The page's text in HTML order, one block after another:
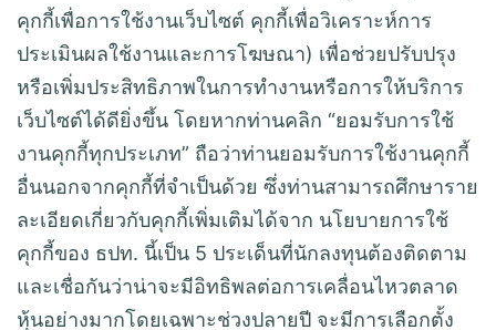
คุกกี้เพื่อการใช้งานเว็บไซต์ คุกกี้เพื่อวิเคราะห์การ
ประเมินผลใช้งานและการโฆษณา) เพื่อช่วยปรับปรุง
หรือเพิ่มประสิทธิภาพในการทำงานหรือการให้บริการ
เว็บไซต์ได้ดียิ่งขึ้น โดยหากท่านคลิก “ยอมรับการใช้
งานคุกกี้ทุกประเภท” ถือว่าท่านยอมรับการใช้งานคุกกี้
อื่นนอกจากคุกกี้ที่จำเป็นด้วย ซึ่งท่านสามารถศึกษาราย
ละเอียดเกี่ยวกับคุกกี้เพิ่มเติมได้จาก นโยบายการใช้
คุกกี้ของ ธปท. นี้เป็น 5 ประเด็นที่นักลงทุนต้องติดตาม
และเชื่อกันว่าน่าจะมีอิทธิพลต่อการเคลื่อนไหวตลาด
หุ้นอย่างมากโดยเฉพาะช่วงปลายปี จะมีการเลือกตั้ง